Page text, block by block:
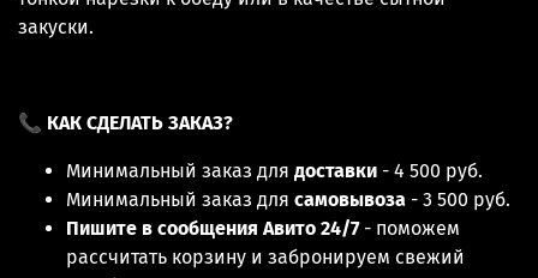
закуски.
📞 КАК СДЕЛАТЬ ЗАКАЗ?
Минимальный заказ для доставки - 4 500 руб.
Минимальный заказ для самовывоза - 3 500 руб.
Пишите в сообщения Авито 24/7 - поможем
рассчитать корзину и забронируем свежий